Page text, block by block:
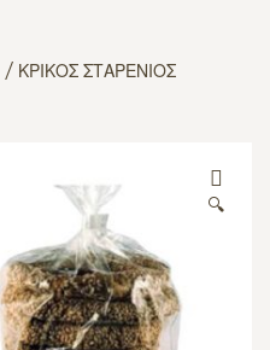
/ ΚΡΙΚΟΣ ΣΤΑΡΕΝΙΟΣ
🔍